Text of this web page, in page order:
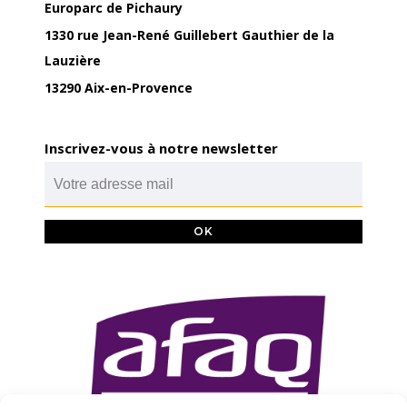
Europarc de Pichaury
1330 rue Jean-René Guillebert Gauthier de la
Lauzière
13290 Aix-en-Provence
Inscrivez-vous à notre newsletter